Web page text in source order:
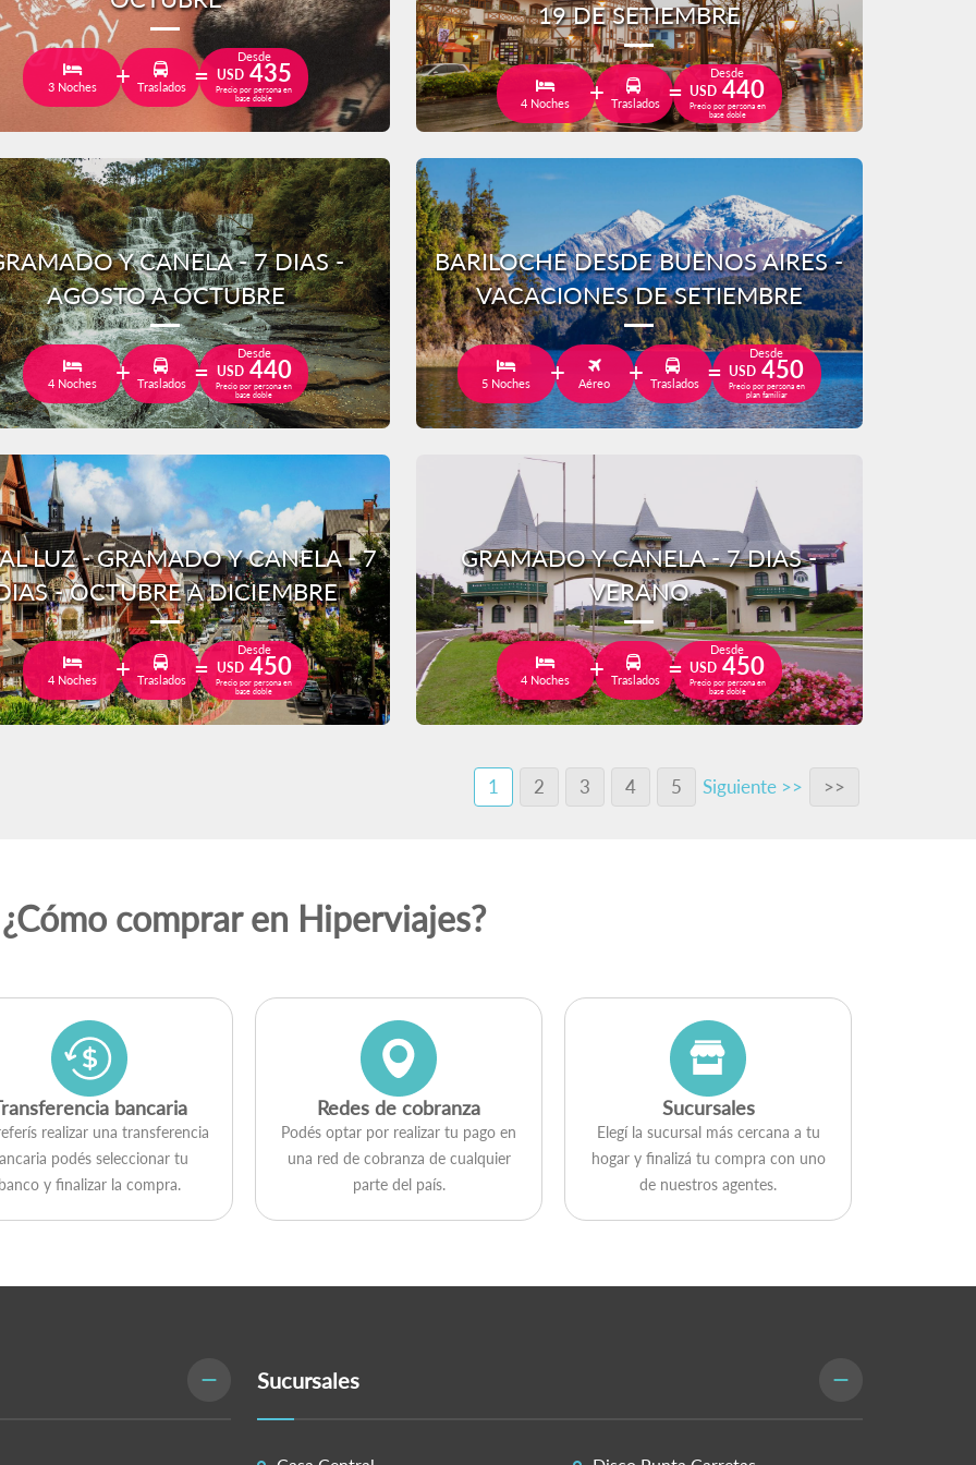
3 Noches Traslados
Desde
USD435
Precio por persona en
base doble
19 DE SETIEMBRE
4 Noches Traslados
Desde
USD 440
Precio por persona en
base doble
Y CANELA - 7 DIAS -
AGOSTO A OCTUBRE
4 Noches Traslados
Desde
USD440
Precio por persona en
base doble
BARILOCHE DESDE BUENOS AIRES -
VACACIONES DE SETIEMBRE
5 Noches Aéreo Traslados
Desde
USD 450
Precio por persona en
plan familiar
LUZ - GRAMADO Y CANELA - 7
- OCTUBRE A DICIEMBRE
4 Noches Traslados
Desde
USD450
Precio por persona en
base doble
GRAMADO Y CANELA - 7 DIAS -
VERANO
4 Noches Traslados
Desde
USD 450
Precio por persona en
base doble
1 2 3 4 5 Siguiente >> >>
¿Cómo comprar en Hiperviajes?
bancaria
realizar una transferencia
podés seleccionar tu
y finalizar la compra.
Redes de cobranza
Podés optar por realizar tu pago en
una red de cobranza de cualquier
parte del país.
Sucursales
Elegí la sucursal más cercana a tu
hogar y ﬁnalizá tu compra con uno
de nuestros agentes.
Sucursales